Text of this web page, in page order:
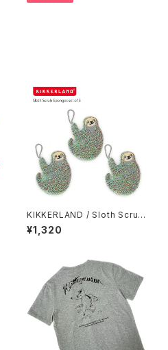
KIKKERLAND / Sloth Scrub
Songes set of 3
¥1,320